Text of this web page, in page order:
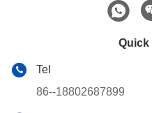
Quick
Tel
86--18802687899